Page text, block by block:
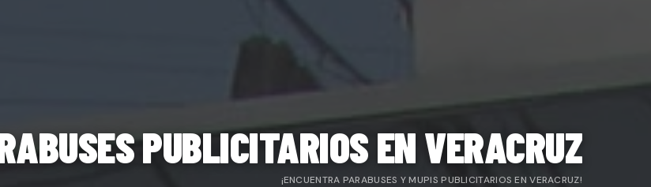
PUBLICITARIOS EN VERACRUZ
¡ENCUENTRA PARABUSES Y MUPIS PUBLICITARIOS EN VERACRUZ!